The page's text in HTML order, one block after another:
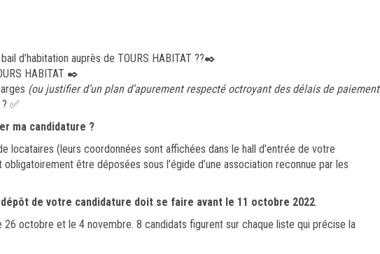
d’habitation auprès de TOURS HABITAT ??✒️
HABITAT ✒️
(ou justifier d’un plan d’apurement respecté octroyant des délais de paiement
? ✅
ma candidature ?
locataires (leurs coordonnées sont affichées dans le hall d’entrée de votre
être déposées sous l’égide d’une association reconnue par les
de votre candidature doit se faire avant le 11 octobre 2022.
26 octobre et le 4 novembre. 8 candidats figurent sur chaque liste qui précise la